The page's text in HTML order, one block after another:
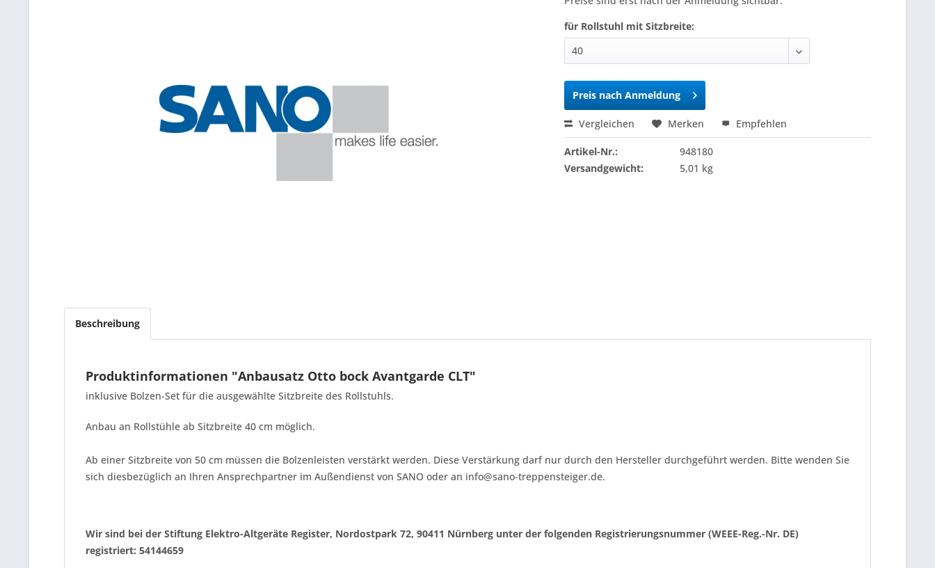
für Rollstuhl mit Sitzbreite:
Preis nach Anmeldung
Vergleichen Merken Empfehlen
Artikel-Nr.:
948180
Versandgewicht:
5,01 kg
Beschreibung
Produktinformationen "Anbausatz Otto bock Avantgarde CLT"
inklusive Bolzen-Set für die ausgewählte Sitzbreite des Rollstuhls.
Anbau an Rollstühle ab Sitzbreite 40 cm möglich.
Ab einer Sitzbreite von 50 cm müssen die Bolzenleisten verstärkt werden. Diese Verstärkung darf nur durch den Hersteller durchgeführt werden. Bitte wenden Sie
sich diesbezüglich an Ihren Ansprechpartner im Außendienst von SANO oder an info@sano-treppensteiger.de.
Wir sind bei der Stiftung Elektro-Altgeräte Register, Nordostpark 72, 90411 Nürnberg unter der folgenden Registrierungsnummer (WEEE-Reg.-Nr. DE)
registriert: 54144659